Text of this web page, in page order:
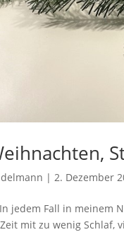
|2. Dezember
jedem Fall in meinem
mit zu wenig Schlaf,